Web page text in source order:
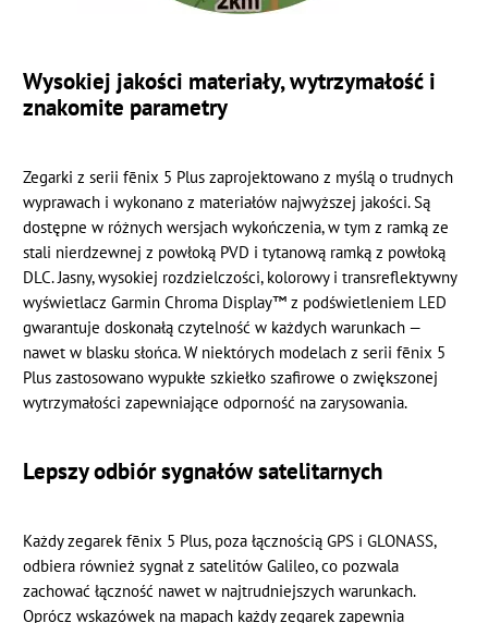
Wysokiej jakości materiały, wytrzymałość i
znakomite parametry
Zegarki z serii fēnix 5 Plus zaprojektowano z myślą o trudnych
wyprawach i wykonano z materiałów najwyższej jakości. Są
dostępne w różnych wersjach wykończenia, w tym z ramką ze
stali nierdzewnej z powłoką PVD i tytanową ramką z powłoką
DLC. Jasny, wysokiej rozdzielczości, kolorowy i transreflektywny
wyświetlacz Garmin Chroma Display™ z podświetleniem LED
gwarantuje doskonałą czytelność w każdych warunkach —
nawet w blasku słońca. W niektórych modelach z serii fēnix 5
Plus zastosowano wypukłe szkiełko szafirowe o zwiększonej
wytrzymałości zapewniające odporność na zarysowania.
Lepszy odbiór sygnałów satelitarnych
Każdy zegarek fēnix 5 Plus, poza łącznością GPS i GLONASS,
odbiera również sygnał z satelitów Galileo, co pozwala
zachować łączność nawet w najtrudniejszych warunkach.
Oprócz wskazówek na mapach każdy zegarek zapewnia